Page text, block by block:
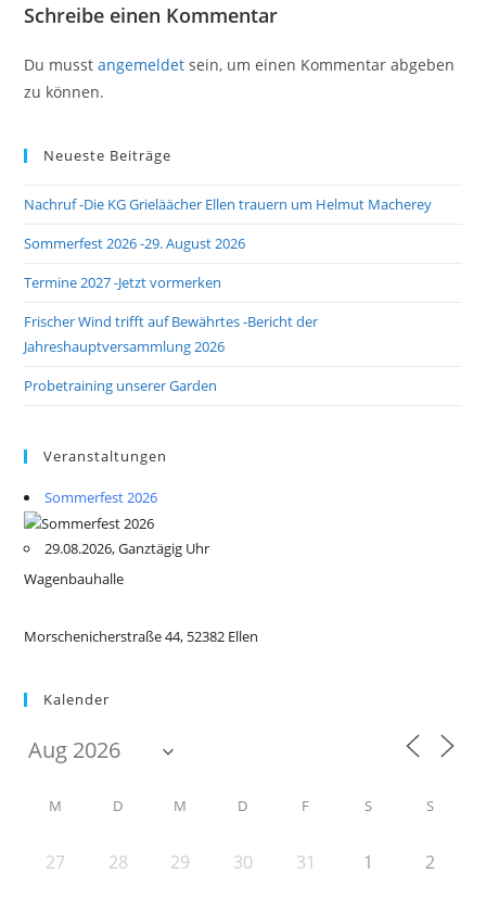
Schreibe einen Kommentar
Du musstangemeldet sein, um einen Kommentar abgeben
zu können.
Neueste Beiträge
Nachruf -Die KG Grieläächer Ellen trauern um Helmut Macherey
Sommerfest 2026 -29. August 2026
Termine 2027 -Jetzt vormerken
Frischer Wind trifft auf Bewährtes -Bericht der
Jahreshauptversammlung 2026
Probetraining unserer Garden
Veranstaltungen
Sommerfest 2026
29.08.2026, Ganztägig Uhr
Wagenbauhalle
Morschenicherstraße 44, 52382 Ellen
Kalender
M D M D F S S
27 28 29 30 31 1 2